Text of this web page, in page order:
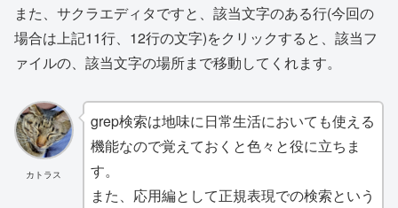
また、サクラエディタですと、該当文字のある行(今回の
場合は上記11行、12行の文字)をクリックすると、該当フ
ァイルの、該当文字の場所まで移動してくれます。
カトラス
grep検索は地味に日常生活においても使える
機能なので覚えておくと色々と役に立ちま
す。
また、応用編として正規表現での検索という